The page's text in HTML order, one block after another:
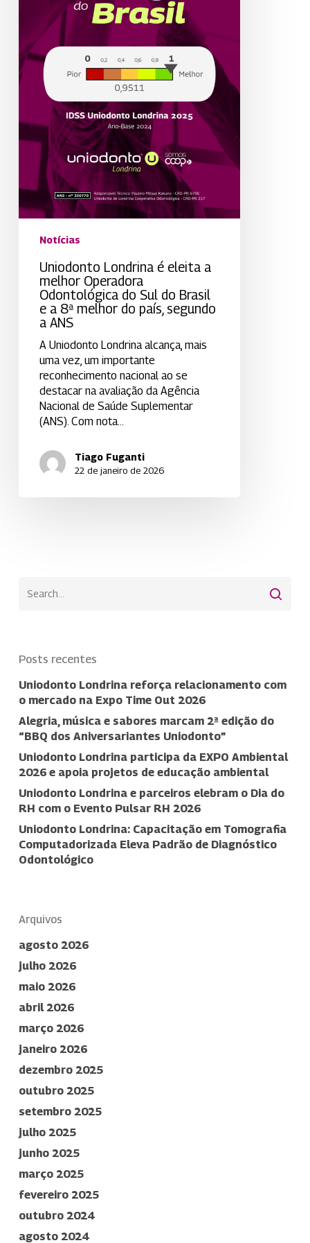
8ª
melhor
do
segundo
a
Notícias
Uniodonto Londrina é eleita a
melhor Operadora
Odontológica do Sul do Brasil
e a 8ª melhor do país, segundo
a ANS
A Uniodonto Londrina alcança, mais
uma vez, um importante
reconhecimento nacional ao se
destacar na avaliação da Agência
Nacional de Saúde Suplementar
(ANS). Com nota…
Tiago Fuganti
22 de janeiro de 2026
Posts recentes
Uniodonto Londrina reforça relacionamento com
o mercado na Expo Time Out 2026
Alegria, música e sabores marcam 2ª edição do
“BBQ dos Aniversariantes Uniodonto”
Uniodonto Londrina participa da EXPO Ambiental
2026 e apoia projetos de educação ambiental
Uniodonto Londrina e parceiros elebram o Dia do
RH com o Evento Pulsar RH 2026
Uniodonto Londrina: Capacitação em Tomografia
Computadorizada Eleva Padrão de Diagnóstico
Odontológico
Arquivos
agosto 2026
julho 2026
maio 2026
abril 2026
março 2026
janeiro 2026
dezembro 2025
outubro 2025
setembro 2025
julho 2025
junho 2025
março 2025
fevereiro 2025
outubro 2024
agosto 2024